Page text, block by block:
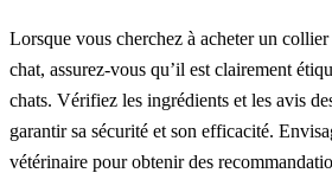
Lorsque vous cherchez à acheter un
chat, assurez-vous qu’il est clairement
chats. Vérifiez les ingrédients et les avis
garantir sa sécurité et son efficacité.
vétérinaire pour obtenir des